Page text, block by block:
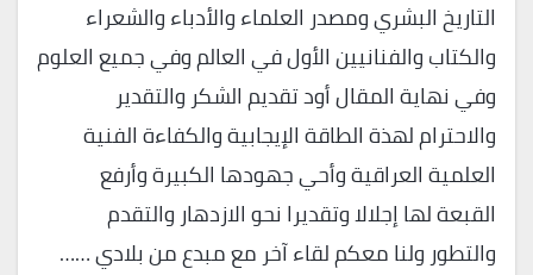
التاريخ البشري ومصدر العلماء والأدباء والشعراء
والكتاب والفنانيين الأول في العالم وفي جميع العلوم
وفي نهاية المقال أود تقديم الشكر والتقدير
والاحترام لهذة الطاقة الإيجابية والكفاءة الفنية
العلمية العراقية وأحي جهودها الكبيرة وأرفع
القبعة لها إجلالا وتقديرا نحو الازدهار والتقدم
والتطور ولنا معكم لقاء آخر مع مبدع من بلادي ……